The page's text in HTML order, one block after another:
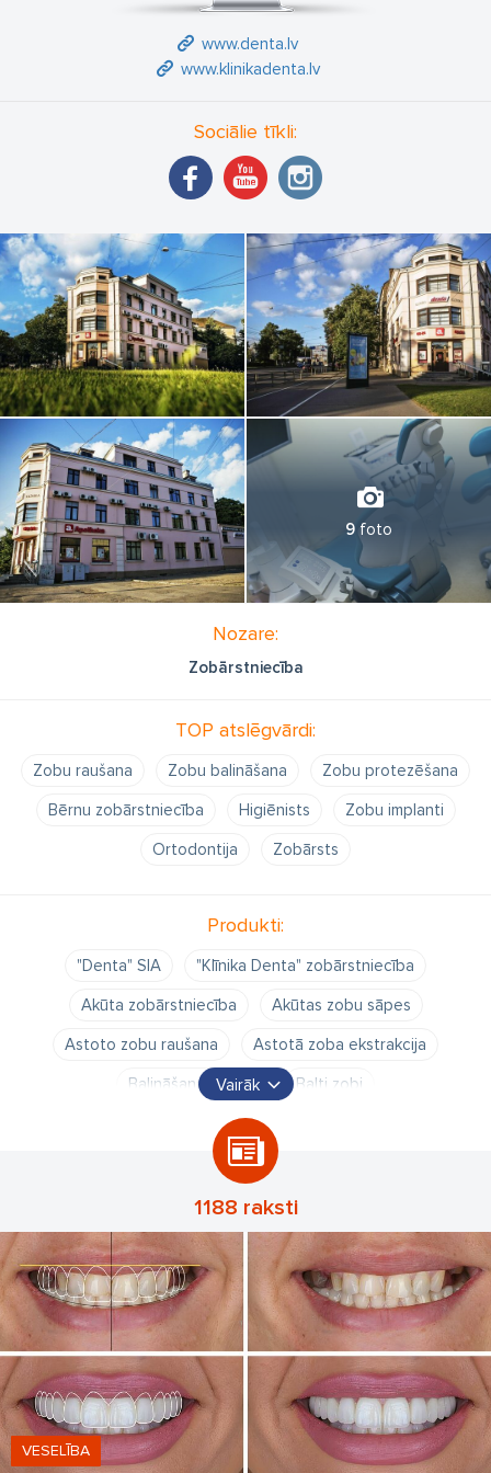
www.denta.lv
www.klinikadenta.lv
Sociālie tīkli:
9 foto
Nozare:
Zobārstniecība
TOP atslēgvārdi:
Zobu raušana Zobu balināšana
Zobu protezēšana
Bērnu zobārstniecība
Higiēnists
Zobu implanti
Ortodontija
Zobārsts
Produkti:
"Denta" SIA
"Klīnika Denta" zobārstniecība
Akūta zobārstniecība
Akūtas zobu sāpes
Astoto zobu raušana
Astotā zoba ekstrakcija
Balināšanas kapes
Balti zobi
Bezmaksas bērnu zobārstniecība
Bezmaksas bērnu zobārsts
Bērnu zobārsts
Cirkonija keramika
Cirkonijkeramikas kroņi
Cirkonijs
Dežūrējošais stomatologs
Dežūrējošais zobārsts
Digitālais rentgens
Gudrības zobu raušana
Higiēnists
Implanti Implantoloģija
Implants
Inleja
Inlejas
Izņemama plate
Izņemamas protēzes
Izņemamās protēzes
Vairāk
1188 raksti
VESELĪBA